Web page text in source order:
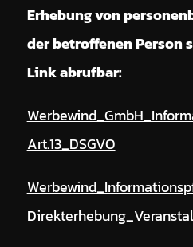
Erhebung von
der betroffenen Person
Link abrufbar:
Art.13_DSGVO